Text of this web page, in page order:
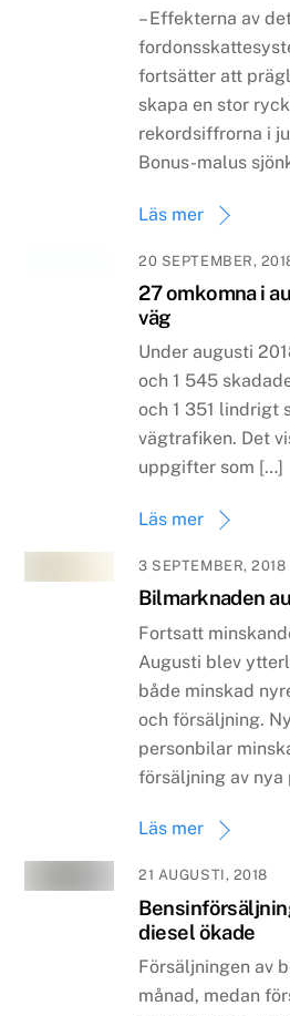
– Effekterna av
fortsätter att
skapa en stor
rekordsiffrorna i
Bonus-malus
Läs mer
20 SEPTEMBER,
27 omkomna i
väg
Under augusti
och 1 545
och 1 351 lindrigt
vägtrafiken. Det
uppgifter som […]
Läs mer
3 SEPTEMBER, 2018
Bilmarknaden
Fortsatt
Augusti blev
både minskad
och försäljning.
personbilar
försäljning av
Läs mer
21 AUGUSTI, 2018
diesel ökade
Försäljningen av
månad, medan